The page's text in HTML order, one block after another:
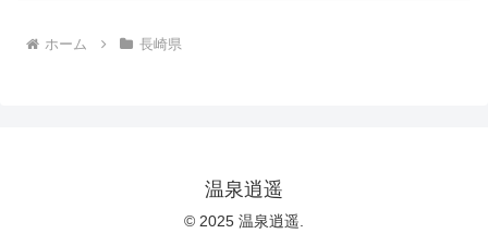
ホーム 長崎県
温泉逍遥
© 2025 温泉逍遥.